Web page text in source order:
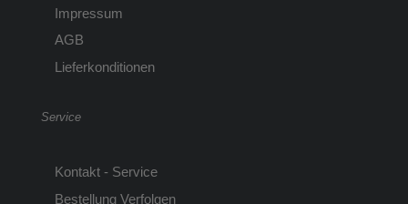
Impressum
AGB
Lieferkonditionen
Service
Kontakt - Service
Bestellung Verfolgen